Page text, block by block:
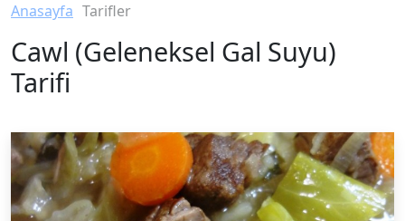
Anasayfa Tarifler
Cawl (Geleneksel Gal Suyu)
Tarifi